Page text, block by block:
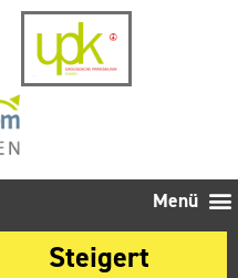
Steigert